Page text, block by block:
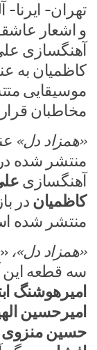
تهران- ایرنا-
و اشعار
آهنگسازی
کاظمیان به
مخاطبان
«همزاد دل»
آهنگسازی
کاظمیان در
منتشر شده
«همزاد دل»،
سه قطعه این
امیرهوشنگ
امیرحسین
حسین منزوی